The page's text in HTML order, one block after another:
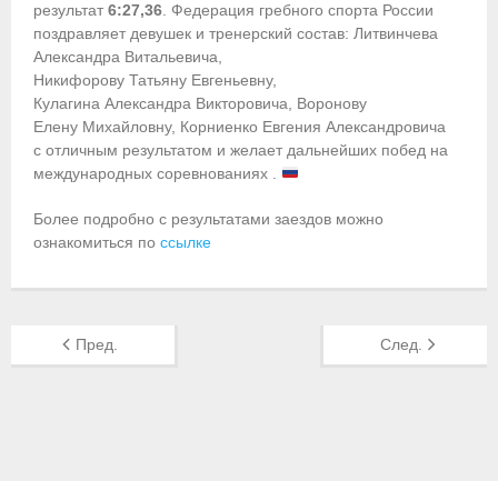
Видео
Пресса о нас
- Пресса о ФГСР в 2015
- Пресса о ФГСР в 2016
Grand Moscow Regatta (GMR)
результат 6:27,36 . Федерация гребного спорта России
поздравляет девушек и тренерский состав: Литвинчева
Александра Витальевича,
Никифорову Татьяну Евгеньевну,
Кулагина Александра Викторовича, Воронову
Елену Михайловну, Корниенко Евгения Александровича
с отличным результатом и желает дальнейших побед на
международных соревнованиях .
Более подробно с результатами заездов можно
ознакомиться по ссылке
Пред. След.